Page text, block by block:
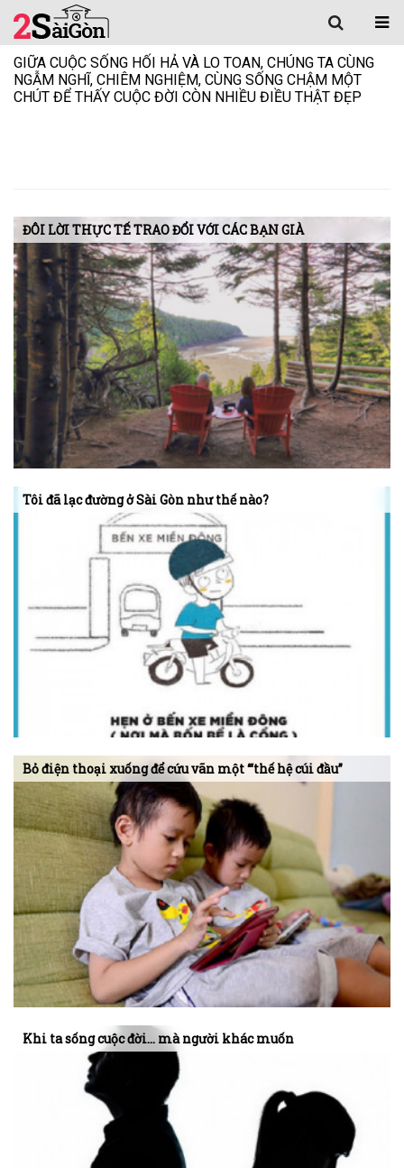
GIỮA CUỘC SỐNG HỐI HẢ VÀ LO TOAN, CHÚNG TA CÙNG
NGẪM NGHĨ, CHIÊM NGHIỆM, CÙNG SỐNG CHẬM MỘT
CHÚT ĐỂ THẤY CUỘC ĐỜI CÒN NHIỀU ĐIỀU THẬT ĐẸP
ĐÔI LỜI THỰC TẾ TRAO ĐỔI VỚI CÁC BẠN GIÀ
Tôi đã lạc đường ở Sài Gòn như thế nào?
Bỏ điện thoại xuống để cứu vãn một “‘thế hệ cúi đầu”
Khi ta sống cuộc đời… mà người khác muốn